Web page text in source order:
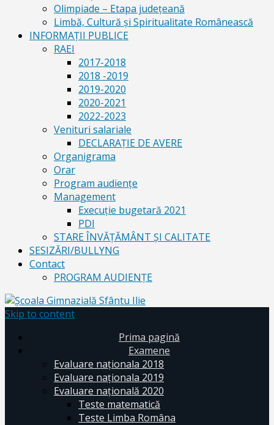
Olimpiade – Etapa judeţeană
Limbă, Cultură și Spiritualitate Românească
INFORMAŢII PUBLICE
RAEI
2017-2018
2018 -2019
2019-2020
2020-2021
2022-2023
Venituri salariale
DECLARAŢIE DE AVERE
Organigrama
Orar
Program audiențe
Management
Execuţie bugetară 2021
PDI
STARE ÎNVĂȚĂMÂNT ȘI CALITATE
SESIZĂRI/BULLYNG
Contact
PROGRAM AUDIENŢE
Skip to content
Prima pagină
Examene
Evaluare naționala 2018
Evaluare naționala 2019
Evaluare națională 2020
Teste matematică
Teste Limba Româna